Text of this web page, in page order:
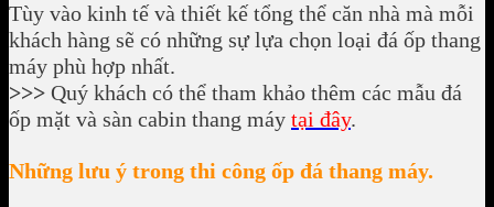
Tùy vào kinh tế và thiết kế tổng thể căn nhà mà mỗi
khách hàng sẽ có những sự lựa chọn loại đá ốp thang
máy phù hợp nhất.
>>> Quý khách có thể tham khảo thêm các mẫu đá
ốp mặt và sàn cabin thang máy tại đây.
Những lưu ý trong thi công ốp đá thang máy.